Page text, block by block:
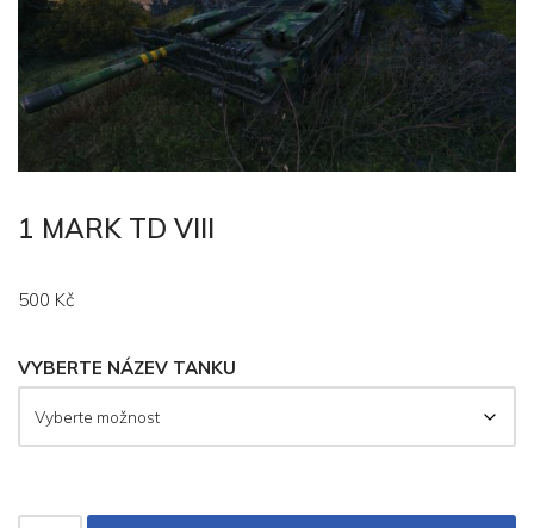
1 MARK TD VIII
500 Kč
VYBERTE NÁZEV TANKU